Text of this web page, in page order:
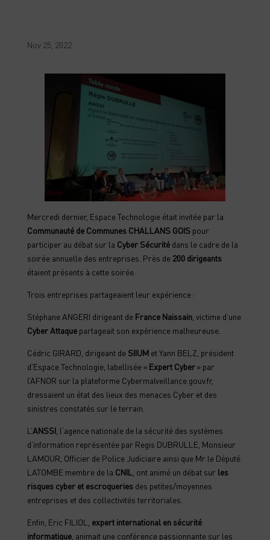
Nov 25, 2022
Mercredi dernier, Espace Technologie était invitée par la
Communauté de Communes CHALLANS GOISpour
participer au débat sur la Cyber Sécuritédans le cadre de la
soirée annuelle des entreprises. Près de 200 dirigeants
étaient présents à cette soirée.
Trois entreprises partageaient leur expérience :
Stéphane ANGERI dirigeant de France Naissain, victime d’une
Cyber Attaquepartageait son expérience malheureuse.
Cédric GIRARD, dirigeant deSIIUMet Yann BELZ, président
d’Espace Technologie, labellisée « Expert Cyber» par
l’AFNOR sur la plateforme Cybermalveillance.gouv.fr,
dressaient un état des lieux des menaces Cyber et des
sinistres constatés sur le terrain.
L’ANSSI, l‘agence nationale de la sécurité des systèmes
d’information représentée par Regis DUBRULLE, Monsieur
LAMOUR, Officier de Police Judiciaire ainsi que Mr le Député
LATOMBE membre de la CNIL , ont animé un débat sur les
risques cyber et escroqueriesdes petites/moyennes
entreprises et des collectivités territoriales.
Enfin, Eric FILIOL, expert international en sécurité
informatique, animait une conférence passionnante sur les